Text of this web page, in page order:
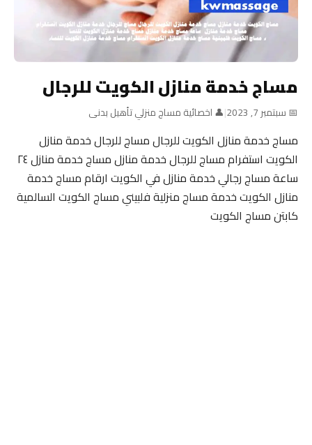
مساج خدمة منازل الكويت للرجال
📅 سبتمبر 7, 2023 |👤 اخصائية مساج منزلي تأهيل بدنى
مساج خدمة منازل الكويت للرجال مساج للرجال خدمة منازل
الكويت استفرام مساج للرجال خدمة منازل مساج خدمة منازل ٢٤
ساعة مساج رجالي خدمة منازل في الكويت ارقام مساج خدمة
منازل الكويت خدمة مساج منزلية فلبيني مساج الكويت السالمية
كابتن مساج الكويت